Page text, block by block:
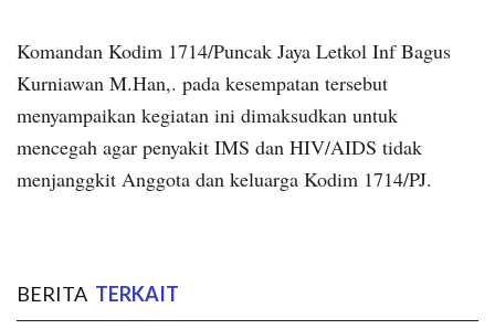
Komandan Kodim 1714/Puncak Jaya Letkol Inf Bagus
Kurniawan M.Han,. pada kesempatan tersebut
menyampaikan kegiatan ini dimaksudkan untuk
mencegah agar penyakit IMS dan HIV/AIDS tidak
menjanggkit Anggota dan keluarga Kodim 1714/PJ.
BERITA TERKAIT